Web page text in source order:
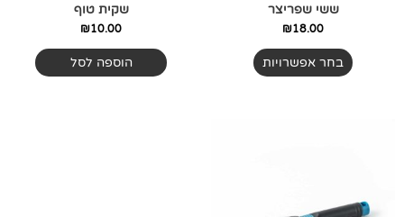
ששי שפריצר
₪18.00
בחר אפשרויות
המוצר
שקית טוף
₪10.00
הוספה לסל